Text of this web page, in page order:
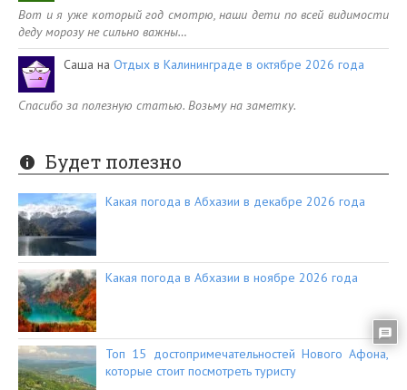
Вот и я уже который год смотрю, наши дети по всей видимости
деду морозу не сильно важны…
Саша на Отдых в Калининграде в октябре 2026 года
Спасибо за полезную статью. Возьму на заметку.
Будет полезно
Какая погода в Абхазии в декабре 2026 года
Какая погода в Абхазии в ноябре 2026 года
Топ 15 достопримечательностей Нового Афона,
которые стоит посмотреть туристу